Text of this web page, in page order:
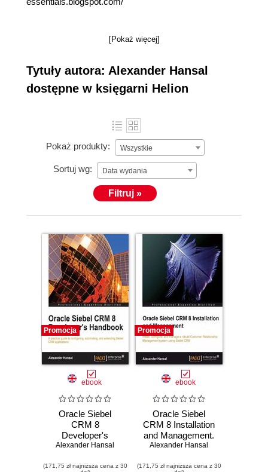
[Pokaż więcej]
Tytuły autora: Alexander Hansal
dostępne w księgarni Helion
Pokaż produkty: Wszystkie
Sortuj wg: Data wydania
Filtruj »
Promocja
ebook
Oracle Siebel
CRM 8
Developer's
Handbook.
Automate, and
Alexander Hansal
(171,75 zł najniższa cena z 30
Promocja
ebook
Oracle Siebel
CRM 8 Installation
and Management.
Install, configure,
robust Customer
Alexander Hansal
(171,75 zł najniższa cena z 30